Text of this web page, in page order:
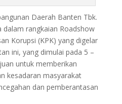
Daerah Banten Tbk.
rangkaian Roadshow
Korupsi (KPK) yang digelar
ini, yang dimulai pada 5 –
untuk memberikan
kesadaran masyarakat
dan pemberantasan